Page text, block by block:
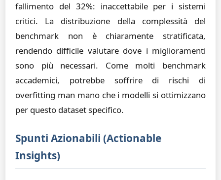
fallimento del 32%: inaccettabile per i sistemi
critici. La distribuzione della complessità del
benchmark non è chiaramente stratificata,
rendendo difficile valutare dove i miglioramenti
sono più necessari. Come molti benchmark
accademici, potrebbe soffrire di rischi di
overfitting man mano che i modelli si ottimizzano
per questo dataset specifico.
Spunti Azionabili (Actionable
Insights)